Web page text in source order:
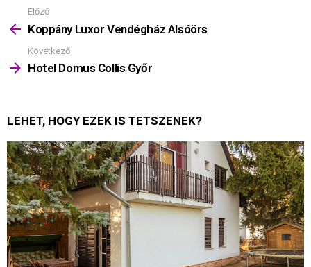
Mutass
többet
Előző
Koppány Luxor Vendégház Alsóörs
Következő
Hotel Domus Collis Győr
LEHET, HOGY EZEK IS TETSZENEK?